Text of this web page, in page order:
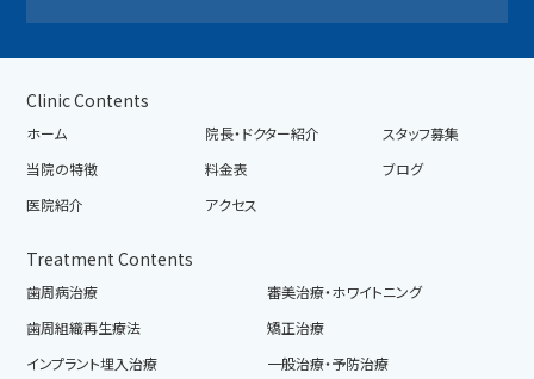
Clinic Contents
ホーム
当院の特徴
医院紹介
院長・ドクター紹介
料金表
アクセス
スタッフ募集
ブログ
Treatment Contents
歯周病治療
歯周組織再生療法
インプラント埋入治療
審美治療・ホワイトニング
矯正治療
一般治療・予防治療